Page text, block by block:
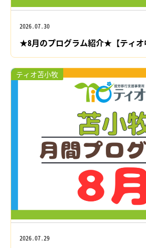
2026.07.30
★8月のプログラム紹介★【ティオ
ティオ苫小牧
2026.07.29